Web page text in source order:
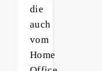
die
auch
vom
Home